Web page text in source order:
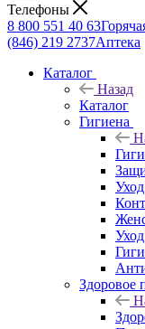
Телефоны
8 800 551 40 63
(846) 219 2737Аптека
Каталог
Назад
Каталог
Гигиена
Здоровое